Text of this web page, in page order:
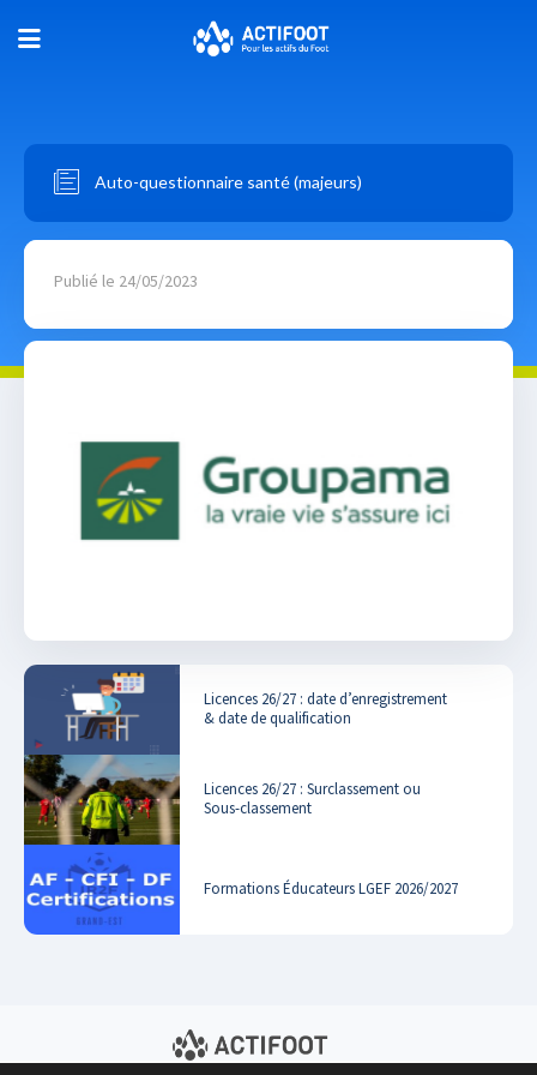
Auto-questionnaire santé (majeurs)
Publié le 24/05/2023
Licences 26/27 : date d’enregistrement
& date de qualification
Licences 26/27 : Surclassement ou
Sous-classement
Formations Éducateurs LGEF 2026/2027